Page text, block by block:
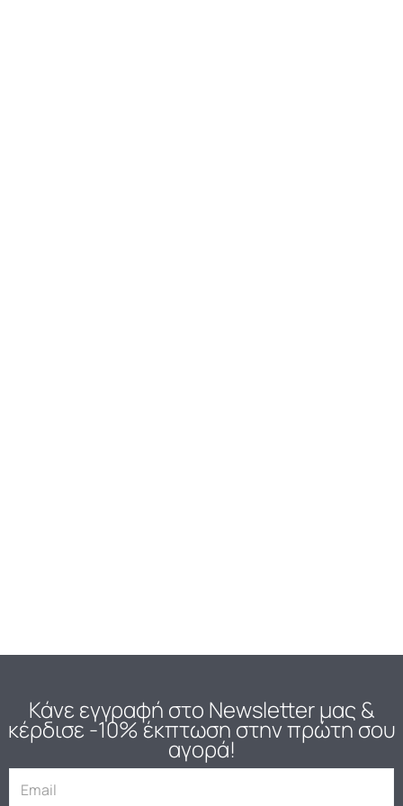
Κάνε εγγραφή στο Newsletter μας &
κέρδισε -10% έκπτωση στην πρώτη σου
αγορά!